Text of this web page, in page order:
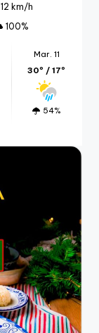
12 km/h
100%
Mar. 11
30º / 17º
54%